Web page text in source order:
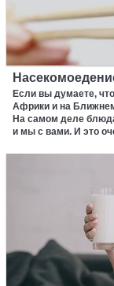
Если вы думаете,
Африки и на
На самом деле
и мы с вами. И это